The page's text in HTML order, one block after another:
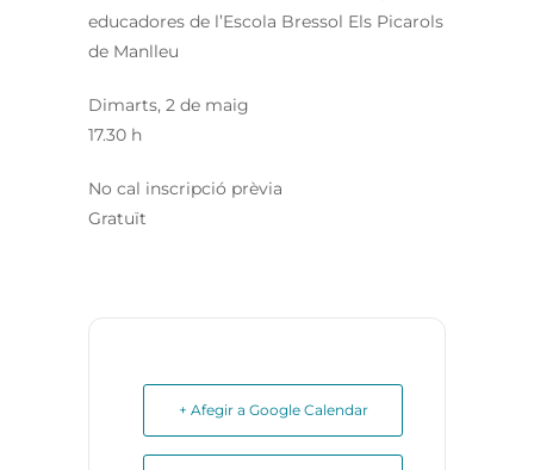
educadores de l’Escola Bressol Els Picarols
de Manlleu
Dimarts, 2 de maig
17.30 h
No cal inscripció prèvia
Gratuït
+ Afegir a Google Calendar